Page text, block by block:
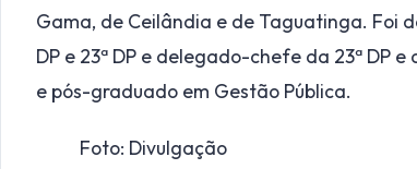
Gama, de Ceilândia e de Taguatinga. Foi
DP e 23ª DP e delegado-chefe da 23ª DP
e pós-graduado em Gestão Pública.
Foto: Divulgação